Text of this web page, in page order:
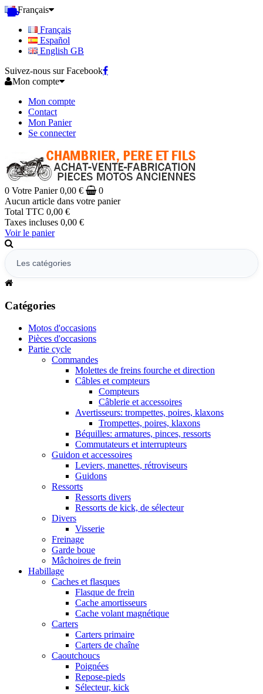
Français
Français
Español
English GB
Suivez-nous sur Facebook
Mon compte
Mon compte
Contact
Mon Panier
Se connecter
0 Votre Panier 0,00 €
0
Aucun article dans votre panier
Total TTC 0,00 €
Taxes incluses 0,00 €
Voir le panier
Catégories
Motos d'occasions
Pièces d'occasions
Partie cycle
Commandes
Molettes de freins fourche et direction
Câbles et compteurs
Compteurs
Câblerie et accessoires
Avertisseurs: trompettes, poires, klaxons
Trompettes, poires, klaxons
Béquilles: armatures, pinces, ressorts
Commutateurs et interrupteurs
Guidon et accessoires
Leviers, manettes, rétroviseurs
Guidons
Ressorts
Ressorts divers
Ressorts de kick, de sélecteur
Divers
Visserie
Freinage
Garde boue
Mâchoires de frein
Habillage
Caches et flasques
Flasque de frein
Cache amortisseurs
Cache volant magnétique
Carters
Carters primaire
Carters de chaîne
Caoutchoucs
Poignées
Repose-pieds
Sélecteur, kick